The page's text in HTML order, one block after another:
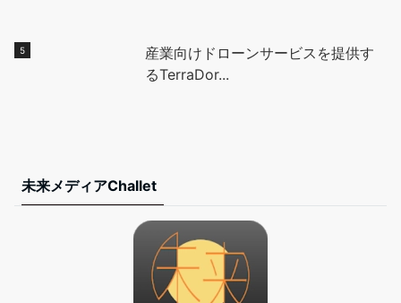
産業向けドローンサービスを提供す
るTerraDor...
未来メディアChallet